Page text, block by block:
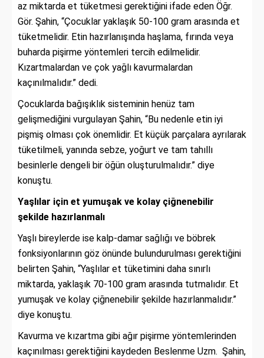
az miktarda et tüketmesi gerektiğini ifade eden Öğr.
Gör. Şahin, “Çocuklar yaklaşık 50-100 gram arasında et
tüketmelidir. Etin hazırlanışında haşlama, fırında veya
buharda pişirme yöntemleri tercih edilmelidir.
Kızartmalardan ve çok yağlı kavurmalardan
kaçınılmalıdır.” dedi.
Çocuklarda bağışıklık sisteminin henüz tam
gelişmediğini vurgulayan Şahin, “Bu nedenle etin iyi
pişmiş olması çok önemlidir. Et küçük parçalara ayrılarak
tüketilmeli, yanında sebze, yoğurt ve tam tahıllı
besinlerle dengeli bir öğün oluşturulmalıdır.” diye
konuştu.
Yaşlılar için et yumuşak ve kolay çiğnenebilir
şekilde hazırlanmalı
Yaşlı bireylerde ise kalp-damar sağlığı ve böbrek
fonksiyonlarının göz önünde bulundurulması gerektiğini
belirten Şahin, “Yaşlılar et tüketimini daha sınırlı
miktarda, yaklaşık 70-100 gram arasında tutmalıdır. Et
yumuşak ve kolay çiğnenebilir şekilde hazırlanmalıdır.”
diye konuştu.
Kavurma ve kızartma gibi ağır pişirme yöntemlerinden
kaçınılması gerektiğini kaydeden Beslenme Uzm. Şahin,